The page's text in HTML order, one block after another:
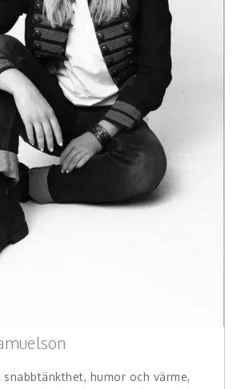
snabbtänkthet, humor och värme,